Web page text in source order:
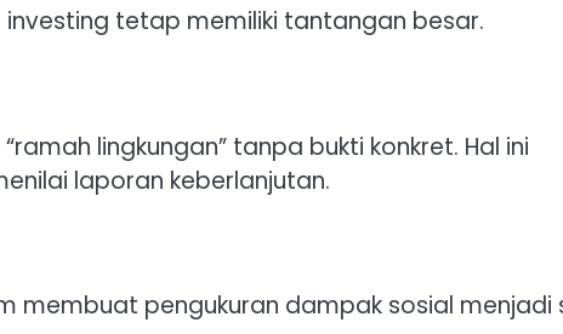
tetap memiliki tantangan besar.
lingkungan” tanpa bukti konkret. Hal ini
laporan keberlanjutan.
membuat pengukuran dampak sosial menjadi